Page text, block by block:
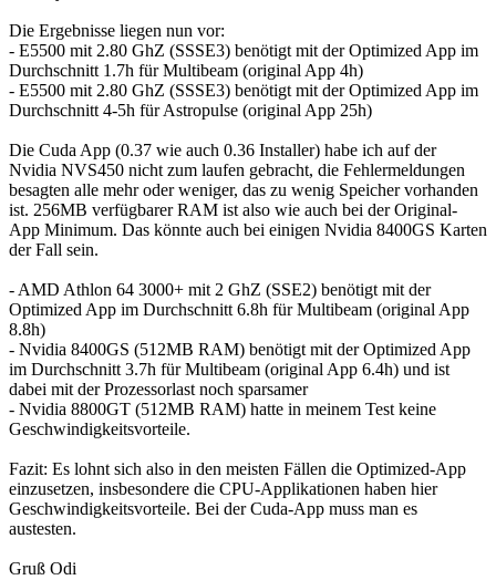
Die Ergebnisse liegen nun vor:
- E5500 mit 2.80 GhZ (SSSE3) benötigt mit der Optimized App im
Durchschnitt 1.7h für Multibeam (original App 4h)
- E5500 mit 2.80 GhZ (SSSE3) benötigt mit der Optimized App im
Durchschnitt 4-5h für Astropulse (original App 25h)
Die Cuda App (0.37 wie auch 0.36 Installer) habe ich auf der
Nvidia NVS450 nicht zum laufen gebracht, die Fehlermeldungen
besagten alle mehr oder weniger, das zu wenig Speicher vorhanden
ist. 256MB verfügbarer RAM ist also wie auch bei der Original-
App Minimum. Das könnte auch bei einigen Nvidia 8400GS Karten
der Fall sein.
- AMD Athlon 64 3000+ mit 2 GhZ (SSE2) benötigt mit der
Optimized App im Durchschnitt 6.8h für Multibeam (original App
8.8h)
- Nvidia 8400GS (512MB RAM) benötigt mit der Optimized App
im Durchschnitt 3.7h für Multibeam (original App 6.4h) und ist
dabei mit der Prozessorlast noch sparsamer
- Nvidia 8800GT (512MB RAM) hatte in meinem Test keine
Geschwindigkeitsvorteile.
Fazit: Es lohnt sich also in den meisten Fällen die Optimized-App
einzusetzen, insbesondere die CPU-Applikationen haben hier
Geschwindigkeitsvorteile. Bei der Cuda-App muss man es
austesten.
Gruß Odi